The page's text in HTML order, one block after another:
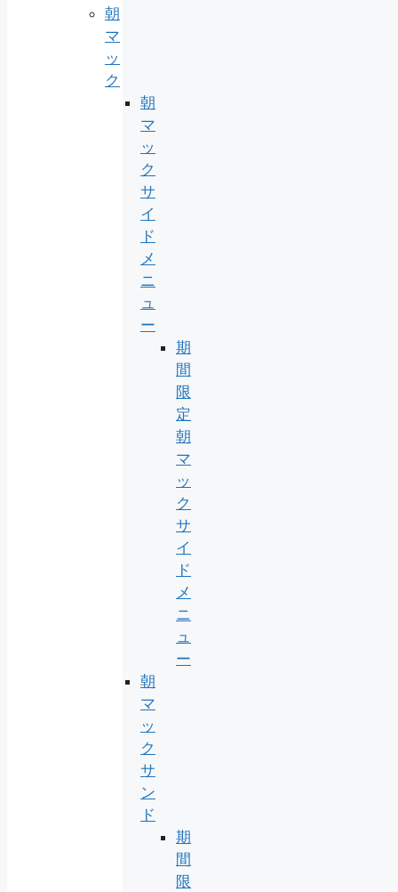
朝
マ
ッ
ク
朝
マ
ッ
ク
サ
イ
ド
メ
ニ
ュ
ー
期
間
限
定
朝
マ
ッ
ク
サ
イ
ド
メ
ニ
ュ
ー
朝
マ
ッ
ク
サ
ン
ド
期
間
限